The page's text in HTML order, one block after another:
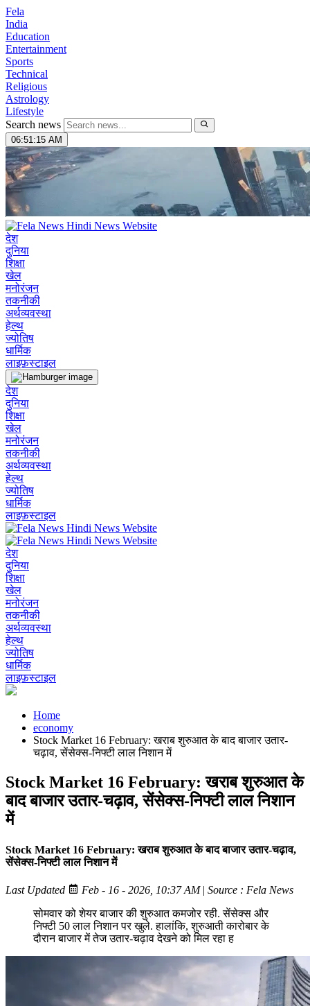
Fela
India
Education
Entertainment
Sports
Technical
Religious
Astrology
Lifestyle
Search news
06:51:16 AM
देश
दुनिया
शिक्षा
खेल
मनोरंजन
तकनीकी
अर्थव्यवस्था
हेल्थ
ज्योतिष
धार्मिक
लाइफ़स्टाइल
देश
दुनिया
शिक्षा
खेल
मनोरंजन
तकनीकी
अर्थव्यवस्था
हेल्थ
ज्योतिष
धार्मिक
लाइफ़स्टाइल
देश
दुनिया
शिक्षा
खेल
मनोरंजन
तकनीकी
अर्थव्यवस्था
हेल्थ
ज्योतिष
धार्मिक
लाइफ़स्टाइल
Home
economy
Stock Market 16 February: खराब शुरुआत के बाद बाजार उतार-
चढ़ाव, सेंसेक्स-निफ्टी लाल निशान में
Stock Market 16 February: खराब शुरुआत के
बाद बाजार उतार-चढ़ाव, सेंसेक्स-निफ्टी लाल निशान
में
Stock Market 16 February: खराब शुरुआत के बाद बाजार उतार-चढ़ाव,
सेंसेक्स-निफ्टी लाल निशान में
Last Updated Feb - 16 - 2026, 10:37 AM| Source : Fela News
सोमवार को शेयर बाजार की शुरुआत कमजोर रही. सेंसेक्स और
निफ्टी 50 लाल निशान पर खुले. हालांकि, शुरुआती कारोबार के
दौरान बाजार में तेज उतार-चढ़ाव देखने को मिल रहा ह